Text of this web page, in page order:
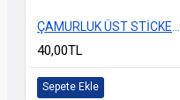
40,00TL
Sepete Ekle